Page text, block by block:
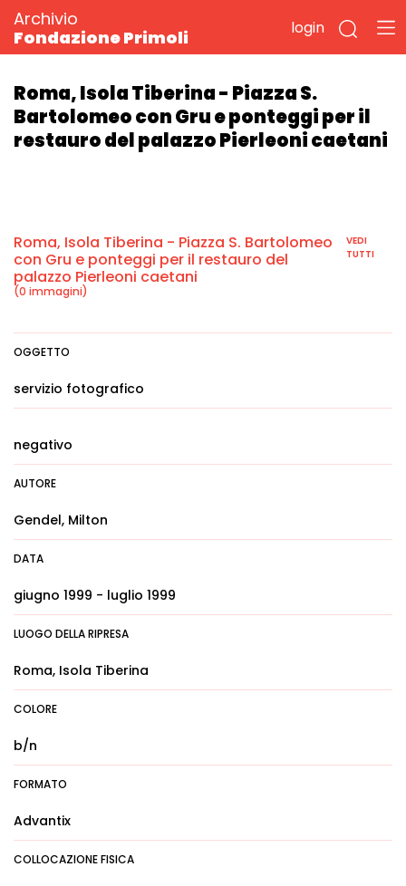
Archivio
Fondazione Primoli
login
Roma, Isola Tiberina - Piazza S.
Bartolomeo con Gru e ponteggi per il
restauro del palazzo Pierleoni caetani
Roma, Isola Tiberina - Piazza S. Bartolomeo
con Gru e ponteggi per il restauro del
palazzo Pierleoni caetani
(0 immagini)
VEDI
TUTTI
OGGETTO
servizio fotografico
negativo
AUTORE
Gendel, Milton
DATA
giugno 1999 - luglio 1999
LUOGO DELLA RIPRESA
Roma, Isola Tiberina
COLORE
b/n
FORMATO
Advantix
COLLOCAZIONE FISICA